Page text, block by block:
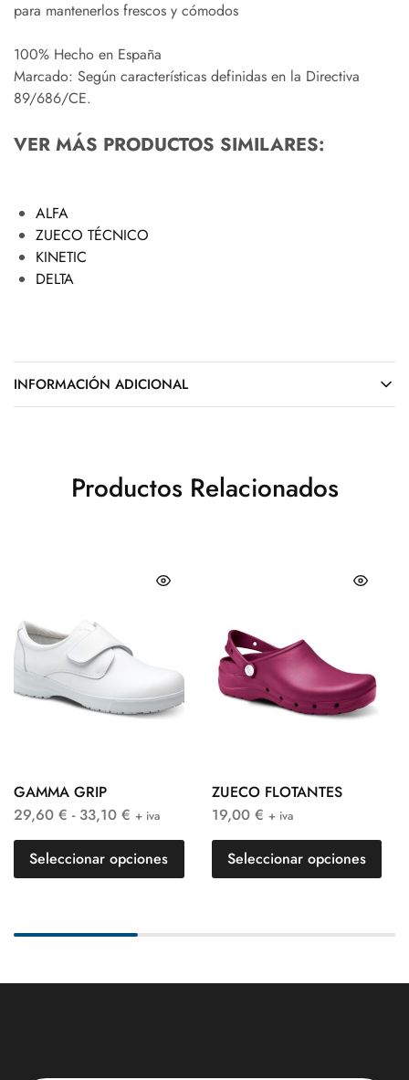
para mantenerlos frescos y cómodos
100% Hecho en España
Marcado: Según características definidas en la Directiva
89/686/CE.
VER MÁS PRODUCTOS SIMILARES:
ALFA
ZUECO TÉCNICO
KINETIC
DELTA
INFORMACIÓN ADICIONAL
Productos Relacionados
GAMMA GRIP
29,60 € - 33,10 € + iva
Seleccionar opciones
ZUECO FLOTANTES
19,00 € + iva
Seleccionar opciones